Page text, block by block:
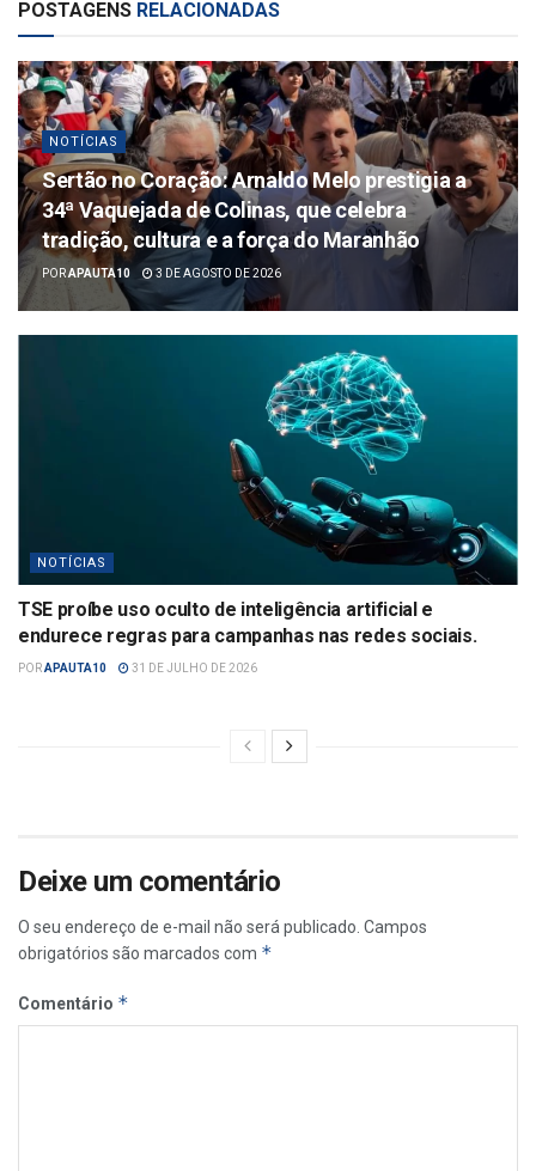
POSTAGENS RELACIONADAS
NOTÍCIAS
Sertão no Coração: Arnaldo Melo prestigia a
34ª Vaquejada de Colinas, que celebra
tradição, cultura e a força do Maranhão
PORAPAUTA10 3 DE AGOSTO DE 2026
NOTÍCIAS
TSE proíbe uso oculto de inteligência artificial e
endurece regras para campanhas nas redes sociais.
PORAPAUTA10 31 DE JULHO DE 2026
Deixe um comentário
O seu endereço de e-mail não será publicado. Campos
obrigatórios são marcados com *
Comentário *